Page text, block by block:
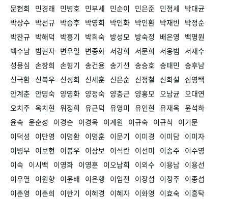
문현희
민경래 민병호 민부세 민순이 민은준 민정세 박대균
박상수 박선규 박승후 박영희 박인화 박인환 박재빈
박정순
박찬규 박해덕 박흥기 박희숙 방성모 방숙정 배은영
백명원
백수남 범현자 변우일 변종화 서강희 서문희 서응범
서재수
성용심 손창희 손형기 송건용 송기선 송승호 송태민 송후남
신극환 신복우 신성희 신세훈 신은순 신정철 신희설
심영택
안계춘 안명숙 양영화 양정숙 양충근 양홍모 오남균 오대연
오치주 옥치현 위정희 유근덕 유영미 유인현 유재옥 윤석하
윤숙 윤순성 이경순 이경욱 이계원 이규숙 이규식
이기문
이덕성
이만영 이명환 이명훈 이문기 이미경 이미담 이미자
이병무 이보현 이봉우 이상보 이석란 이선미 이송주 이수영
이숙 이시백 이영화 이영훈 이오남희 이외수 이용남 이용선
이우열
이원향 이윤배 이은행 이임전 이장섭 이정주 이종섭
이춘영
이춘희 이한기 이혜경 이혜자 이화영 이효숙 이흥탁